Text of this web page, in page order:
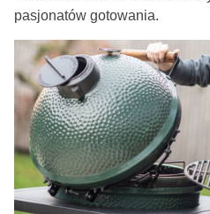
pasjonatów gotowania.